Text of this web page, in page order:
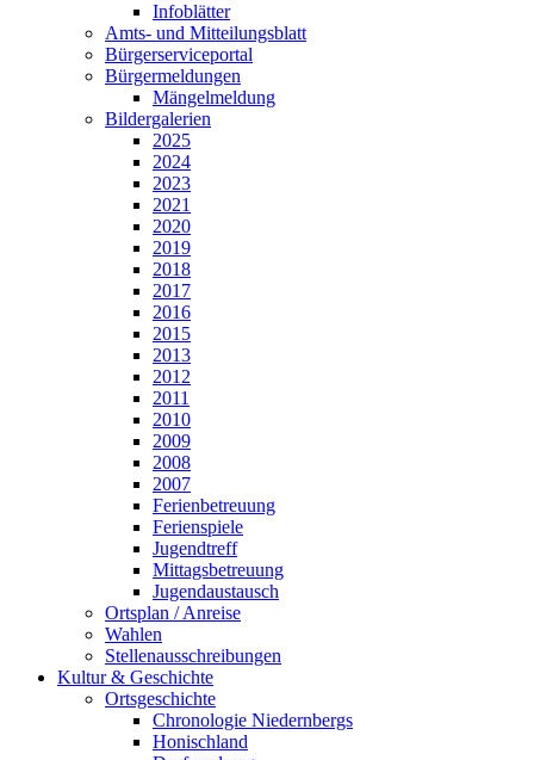
Infoblätter
Amts- und Mitteilungsblatt
Bürgerserviceportal
Bürgermeldungen
Mängelmeldung
Bildergalerien
2025
2024
2023
2021
2020
2019
2018
2017
2016
2015
2013
2012
2011
2010
2009
2008
2007
Ferienbetreuung
Ferienspiele
Jugendtreff
Mittagsbetreuung
Jugendaustausch
Ortsplan / Anreise
Wahlen
Stellenausschreibungen
Kultur & Geschichte
Ortsgeschichte
Chronologie Niedernbergs
Honischland